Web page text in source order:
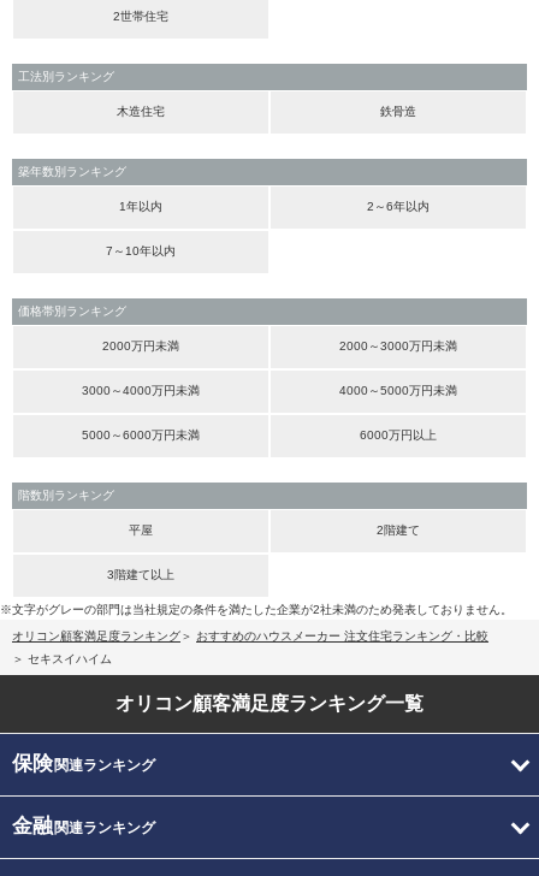
2世帯住宅
工法別ランキング
木造住宅 鉄骨造
築年数別ランキング
1年以内 2～6年以内
7～10年以内
価格帯別ランキング
2000万円未満 2000～3000万円未満
3000～4000万円未満 4000～5000万円未満
5000～6000万円未満 6000万円以上
階数別ランキング
平屋 2階建て
3階建て以上
※文字がグレーの部門は当社規定の条件を満たした企業が2社未満のため発表しておりません。
オリコン顧客満足度ランキング
おすすめのハウスメーカー 注文住宅ランキング・比較
セキスイハイム
オリコン顧客満足度ランキング一覧
保険関連ランキング
金融関連ランキング